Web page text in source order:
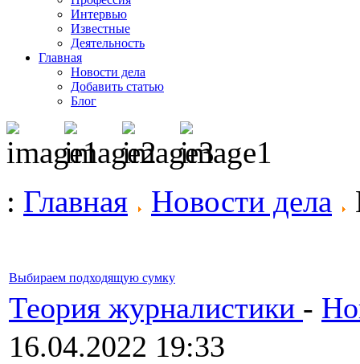
Интервью
Известные
Деятельность
Главная
Новости дела
Добавить статью
Блог
: Главная Новости дела
Выбираем подходящую сумку
Теория журналистики -
16.04.2022 19:33